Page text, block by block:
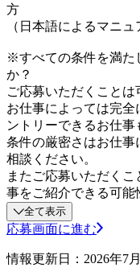
方
（日本語によるマニ
※すべての条件を満た
か？
ご応募いただくことは
お仕事によっては完
ントリーできるお仕事
条件の厳密さはお仕
相談ください。
またご応募いただく
事をご紹介できる可
全て表示
応募画面に進む
情報更新日：2026年7